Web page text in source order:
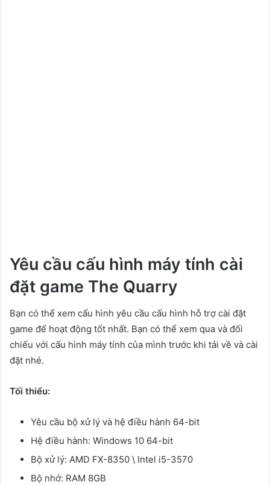
Yêu cầu cấu hình máy tính cài
đặt game The Quarry
Bạn có thể xem cấu hình yêu cầu cấu hình hỗ trợ cài đặt
game để hoạt động tốt nhất. Bạn có thể xem qua và đối
chiếu với cấu hình máy tính của mình trước khi tải về và cài
đặt nhé.
Tối thiểu:
Yêu cầu bộ xử lý và hệ điều hành 64-bit
Hệ điều hành: Windows 10 64-bit
Bộ xử lý: AMD FX-8350 \ Intel i5-3570
Bộ nhớ: RAM 8GB